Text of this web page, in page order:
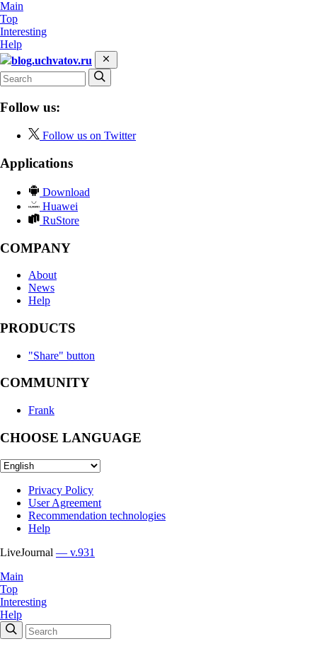
Main
Top
Interesting
Help
blog.uchvatov.ru
Follow us:
Follow us on Twitter
Applications
Download
Huawei
RuStore
COMPANY
About
News
Help
PRODUCTS
"Share" button
COMMUNITY
Frank
CHOOSE LANGUAGE
Privacy Policy
User Agreement
Recommendation technologies
Help
LiveJournal — v.931
Main
Top
Interesting
Help